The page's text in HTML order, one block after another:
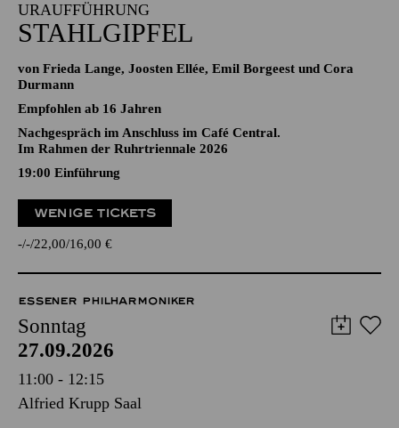
URAUFFÜHRUNG
STAHLGIPFEL
von Frieda Lange, Joosten Ellée, Emil Borgeest und Cora
Durmann
Empfohlen ab 16 Jahren
Nachgespräch im Anschluss im Café Central.
Im Rahmen der Ruhrtriennale 2026
19:00 Einführung
WENIGE TICKETS
- - 22,00 16,00 €
ESSENER PHILHARMONIKER
Sonntag
27.09.2026
11:00 - 12:15
Alfried Krupp Saal